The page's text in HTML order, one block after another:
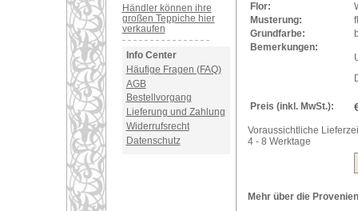
Händler können ihre
großen Teppiche hier
verkaufen
Info Center
Häufige Fragen (FAQ)
AGB
Bestellvorgang
Lieferung und Zahlung
Widerrufsrecht
Datenschutz
Flor:
Musterung:
Grundfarbe:
Bemerkungen:
Preis (inkl. MwSt.):
Voraussichtliche
4 - 8 Werktage
Mehr über die